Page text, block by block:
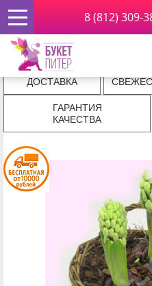
8 (812) 309-
Главная Комнатные растения
Гиацинт
ЭКСПРЕСС
ДОСТАВКА
ГАРАНТИЯ
КАЧЕСТВА